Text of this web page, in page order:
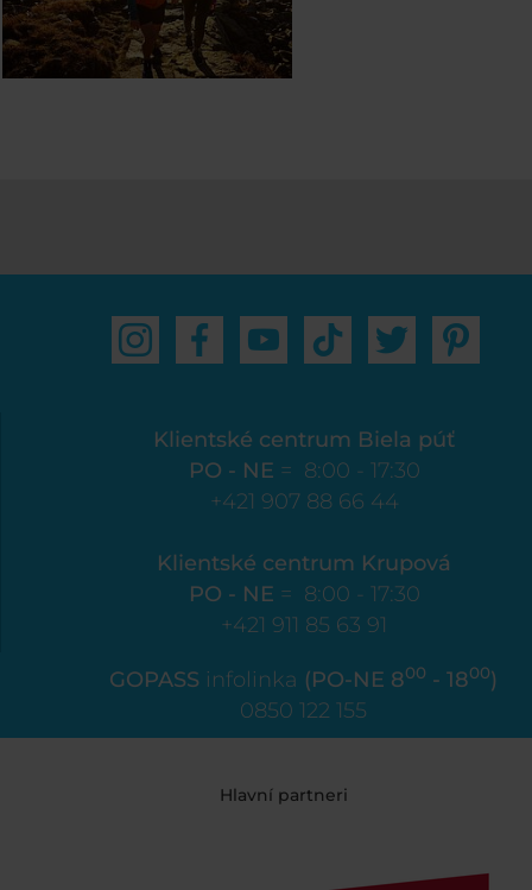
Klientské centrum Biela púť
PO - NE = 8:00 - 17:30
+421 907 88 66 44
Klientské centrum Krupová
PO - NE = 8:00 - 17:30
+421 911 85 63 91
GOPASS infolinka (PO-NE 800 - 1800)
0850 122 155
Hlavní partneri